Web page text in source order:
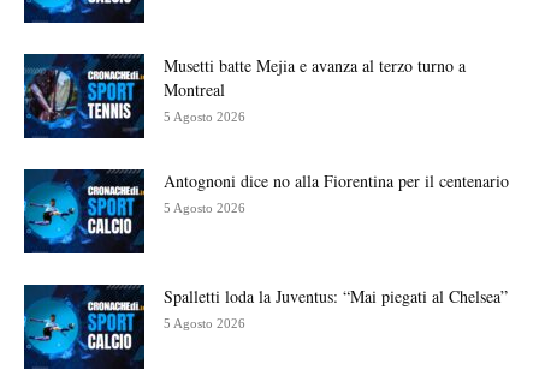
Musetti batte Mejia e avanza al terzo turno a
Montreal
5 Agosto 2026
Antognoni dice no alla Fiorentina per il centenario
5 Agosto 2026
Spalletti loda la Juventus: “Mai piegati al Chelsea”
5 Agosto 2026